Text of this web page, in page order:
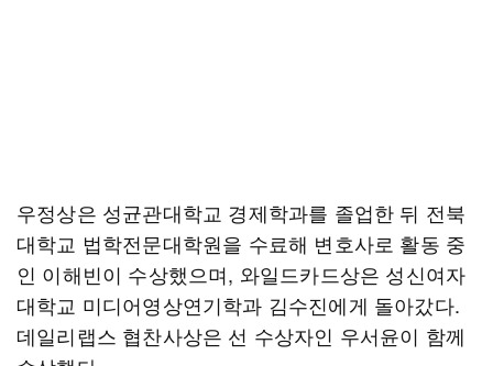
우정상은 성균관대학교 경제학과를 졸업한 뒤 전북
대학교 법학전문대학원을 수료해 변호사로 활동 중
인 이해빈이 수상했으며, 와일드카드상은 성신여자
대학교 미디어영상연기학과 김수진에게 돌아갔다.
데일리랩스 협찬사상은 선 수상자인 우서윤이 함께